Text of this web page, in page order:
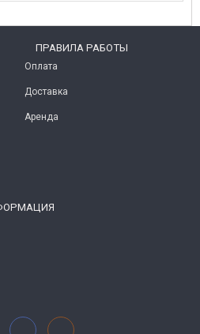
ПРАВИЛА РАБОТЫ
Оплата
Доставка
Аренда